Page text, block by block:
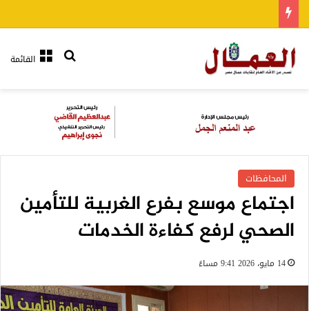
القائمةبحث عن
المحافظات
اجتماع موسع بفرع الغربية للتأمين
الصحي لرفع كفاءة الخدمات
14 مايو، 2026 9:41 مساءً